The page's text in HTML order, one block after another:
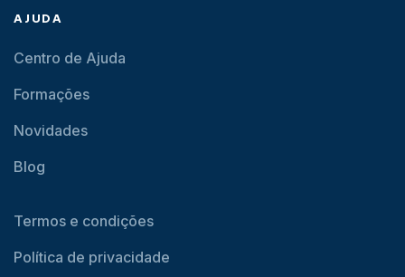
AJUDA
Centro de Ajuda
Formações
Novidades
Blog
Termos e condições
Política de privacidade